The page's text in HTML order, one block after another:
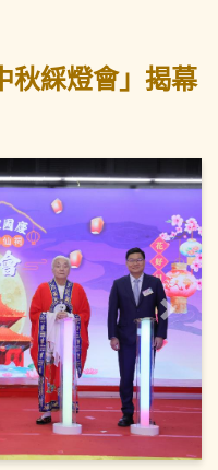
秋綵燈會」揭幕
下一頁